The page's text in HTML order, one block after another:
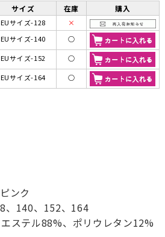
サイズ 在庫 購入
EUサイズ-128
×
EUサイズ-140
○
EUサイズ-152
○
EUサイズ-164
○
ンク
、140、152、164
ステル88%、ポリウレタン12%